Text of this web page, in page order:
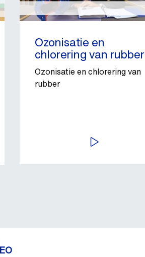
Ozonisatie en
chlorering van rubber
Ozonisatie en chlorering van
rubber
BEKIJK VIDEO